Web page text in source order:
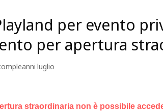
per evento
per apertura
luglio
straordinaria non è possibile